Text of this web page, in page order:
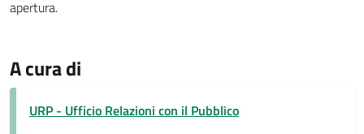
apertura.
A cura di
URP - Ufficio Relazioni con il Pubblico